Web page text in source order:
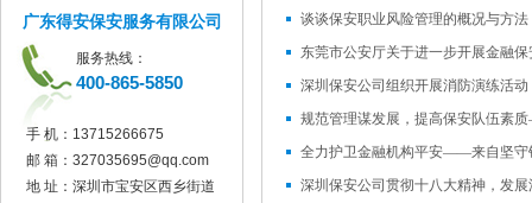
广东得安保安服务有限公司
服务热线：
400-865-5850
手 机： 13715266675
邮 箱： 327035695@qq.com
地 址：深圳市宝安区西乡街道
谈谈保安职业风险管理的概况与方法
深圳保安公司贯彻十八大精神，发